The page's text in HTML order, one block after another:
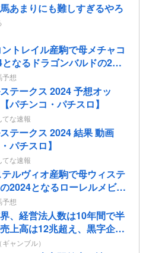
馬あまりにも難しすぎるやろ
ントレイル産駒で母メチャコ
なるドラゴンバルドの2歳
予想
テークス 2024 予想オッ
パチンコ・パチスロ】
てな速報
テークス 2024 結果 動画
パチスロ】
てな速報
テルヴィオ産駒で母ウィステ
2024となるローレルメビウ
予想
、経営法人数は10年間で半
上高は12兆超え、黒字企業
前の水準に回復
ャンブル）